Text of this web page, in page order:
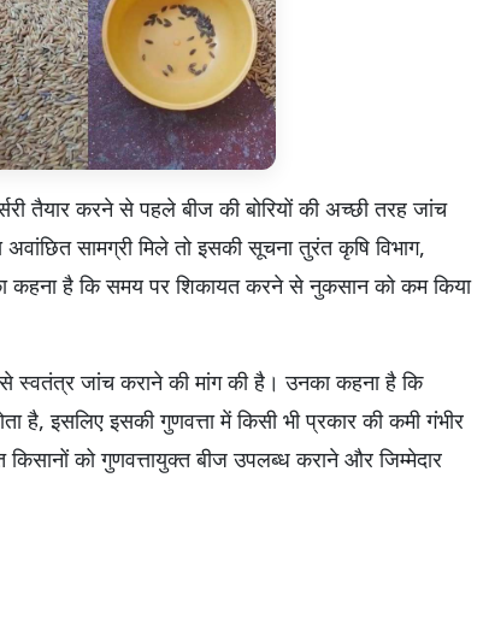
तैयार करने से पहले बीज की बोरियों की अच्छी तरह जांच
सामग्री मिले तो इसकी सूचना तुरंत कृषि विभाग,
कहना है कि समय पर शिकायत करने से नुकसान को कम किया
स्वतंत्र जांच कराने की मांग की है। उनका कहना है कि
है, इसलिए इसकी गुणवत्ता में किसी भी प्रकार की कमी गंभीर
किसानों को गुणवत्तायुक्त बीज उपलब्ध कराने और जिम्मेदार